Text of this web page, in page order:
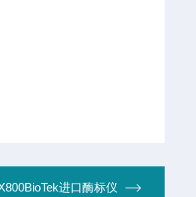
进口酶标仪